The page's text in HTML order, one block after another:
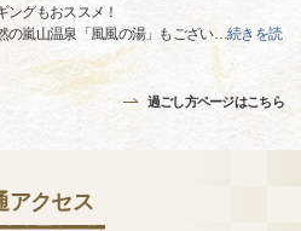
ングもおススメ！
の嵐山温泉「風風の湯」もござい…続きを読
過ごし方ページはこちら
アクセス